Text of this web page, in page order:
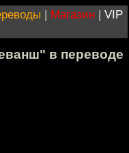
| Магазин | VIP
в переводе